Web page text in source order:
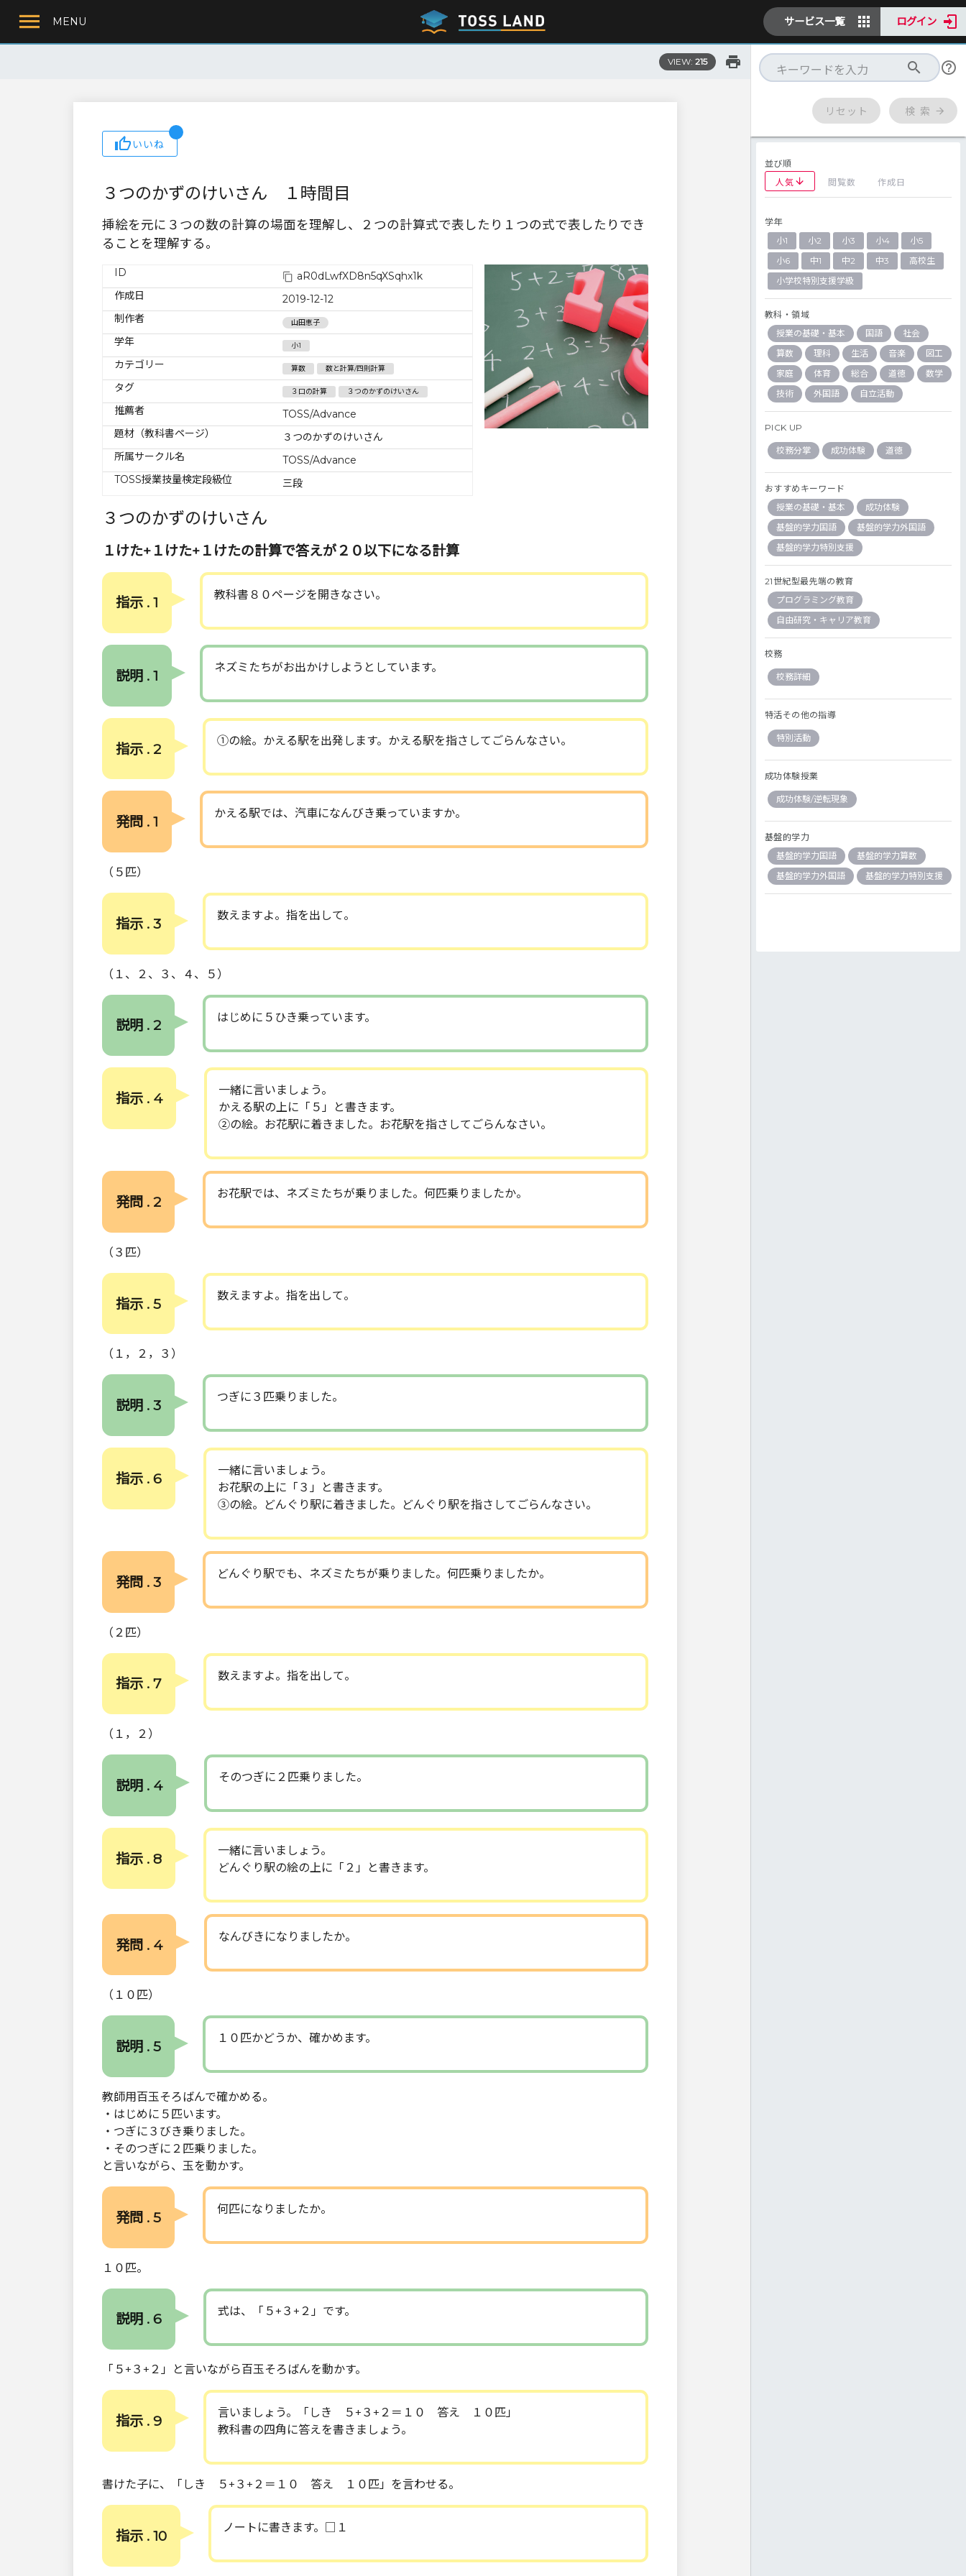
MENU サービス一覧 ログイン
VIEW: 215
いいね
３つのかずのけいさん １時間目
挿絵を元に３つの数の計算の場面を理解し、２つの計算式で表したり１つの式で表したりでき
ることを理解する。
ID
aR0dLwfXD8n5qXSqhx1k
作成日
2019-12-12
制作者
山田恵子
学年 小1
カテゴリー 算数 数と計算/四則計算
タグ ３口の計算 ３つのかずのけいさん
推薦者
TOSS/Advance
題材（教科書ページ）
３つのかずのけいさん
所属サークル名
TOSS/Advance
TOSS授業技量検定段級位
三段
３つのかずのけいさん
１けた+１けた+１けたの計算で答えが２０以下になる計算
指示 . 1 教科書８０ページを開きなさい。
説明 . 1 ネズミたちがお出かけしようとしています。
指示 . 2 ①の絵。かえる駅を出発します。かえる駅を指さしてごらんなさい。
発問 . 1 かえる駅では、汽車になんびき乗っていますか。
（５匹）
指示 . 3 数えますよ。指を出して。
（１、２、３、４、５）
説明 . 2 はじめに５ひき乗っています。
指示 . 4
一緒に言いましょう。
かえる駅の上に「５」と書きます。
②の絵。お花駅に着きました。お花駅を指さしてごらんなさい。
発問 . 2 お花駅では、ネズミたちが乗りました。何匹乗りましたか。
（３匹）
指示 . 5 数えますよ。指を出して。
（１，２，３）
説明 . 3 つぎに３匹乗りました。
指示 . 6
一緒に言いましょう。
お花駅の上に「３」と書きます。
③の絵。どんぐり駅に着きました。どんぐり駅を指さしてごらんなさい。
発問 . 3 どんぐり駅でも、ネズミたちが乗りました。何匹乗りましたか。
（２匹）
指示 . 7 数えますよ。指を出して。
（１，２）
説明 . 4 そのつぎに２匹乗りました。
指示 . 8
一緒に言いましょう。
どんぐり駅の絵の上に「２」と書きます。
発問 . 4 なんびきになりましたか。
（１０匹）
説明 . 5 １０匹かどうか、確かめます。
教師用百玉そろばんで確かめる。
・はじめに５匹います。
・つぎに３びき乗りました。
・そのつぎに２匹乗りました。
と言いながら、玉を動かす。
発問 . 5 何匹になりましたか。
１０匹。
説明 . 6 式は、「５+３+２」です。
「５+３+２」と言いながら百玉そろばんを動かす。
指示 . 9
言いましょう。「しき ５+３+２＝１０ 答え １０匹」
教科書の四角に答えを書きましょう。
書けた子に、「しき ５+３+２＝１０ 答え １０匹」を言わせる。
指示 . 10 ノートに書きます。□１
リセット 検 索
並び順
人気
閲覧数 作成日
学年
小1
小2 小3 小4
小5
小6
中1 中2 中3
高校生
小学校特別支援学級
教科・領域
授業の基礎・基本
国語
社会
算数
理科 生活 音楽
図工
家庭
体育 総合 道徳
数学
技術
外国語 自立活動
PICK UP
校務分掌 成功体験 道徳
おすすめキーワード
授業の基礎・基本
成功体験
基盤的学力国語
基盤的学力外国語
基盤的学力特別支援
21世紀型最先端の教育
プログラミング教育
自由研究・キャリア教育
校務
校務詳細
特活その他の指導
特別活動
成功体験授業
成功体験/逆転現象
基盤的学力
基盤的学力国語
基盤的学力算数
基盤的学力外国語
基盤的学力特別支援